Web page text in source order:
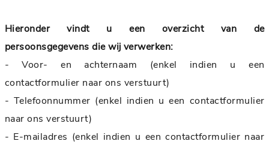
Hieronder vindt u een overzicht van de
persoonsgegevens die wij verwerken:
- Voor- en achternaam (enkel indien u een
contactformulier naar ons verstuurt)
- Telefoonnummer (enkel indien u een contactformulier
naar ons verstuurt)
- E-mailadres (enkel indien u een contactformulier naar